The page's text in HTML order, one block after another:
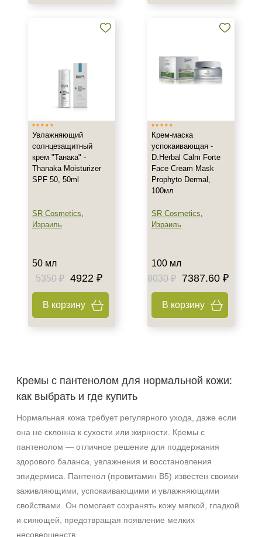
Под макияж
После пилинга
Результат
Защита
Веки
Декольте
Лицо
2 шт
20 мл
Показать еще
Пантенол
AHA-кислоты
DMAE
Показать еще
Увлажняющий
солнцезащитный
крем "Танака" -
Thanaka Moisturizer
SPF 50, 50ml
SR Cosmetics,
Израиль
50 мл
5350 ₽
4922 ₽
В корзину
Крем-маска
успокаивающая -
D.Herbal Calm Forte
Face Cream Mask
Prophyto Dermal,
100мл
SR Cosmetics,
Израиль
100 мл
8030 ₽
7387.60 ₽
В корзину
Кремы с пантенолом для нормальной кожи:
как выбрать и где купить
Нормальная кожа требует регулярного ухода, даже если
она не склонна к сухости или жирности. Кремы с
пантенолом — отличное решение для поддержания
здорового баланса, увлажнения и восстановления
эпидермиса. Пантенол (провитамин B5) известен своими
заживляющими, успокаивающими и увлажняющими
свойствами. Он помогает сохранять кожу мягкой, гладкой
и сияющей, предотвращая появление мелких
несовершенств.